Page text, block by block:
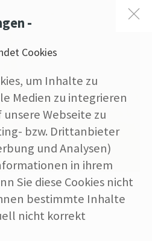
-
Cookies
um Inhalte zu
Medien zu integrieren
Webseite zu
bzw. Drittanbieter
und Analysen)
in ihrem
Sie diese Cookies nicht
bestimmte Inhalte
nicht korrekt